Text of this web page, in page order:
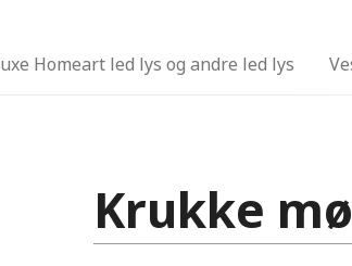
Homeart led lys og andre led lys
Krukke